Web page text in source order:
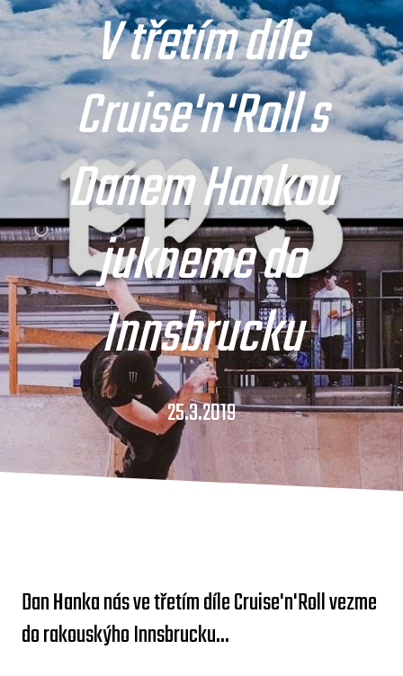
V třetím díle
Cruise'n'Roll s
Danem Hankou
jukneme do
Innsbrucku
25.3.2019
Dan Hanka nás ve třetím díle Cruise'n'Roll vezme
do rakouskýho Innsbrucku...